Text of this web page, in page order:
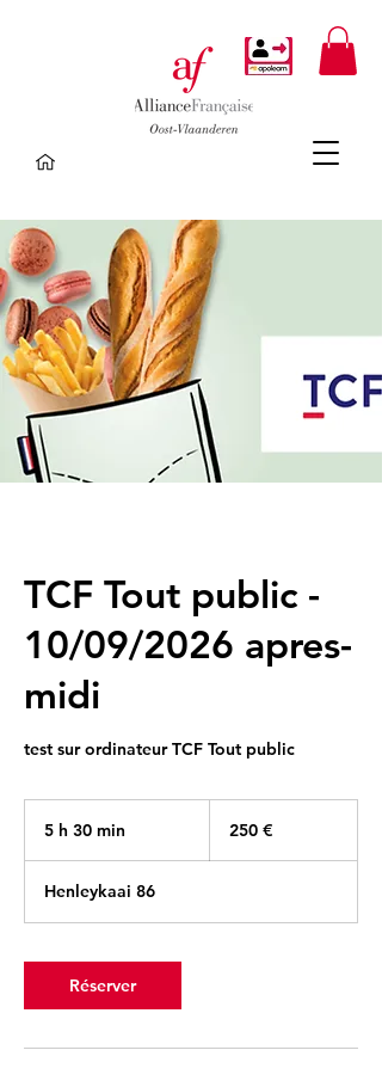
TCF Tout public -
10/09/2026 apres-
midi
test sur ordinateur TCF Tout public
5 h 30 min
0
m
n
250 €
Henleykaai 86
Réserver